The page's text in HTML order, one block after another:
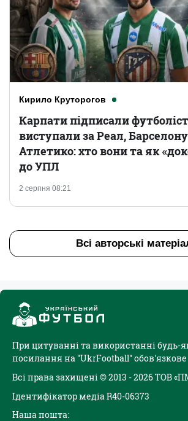
Кирило Круторогов
2 серпня 08:21
Карпати підписали
виступали за Реал,
Атлетико: хто вони та як
до УПЛ
Всі авторські
При цитуванні та використанні будь-
посилання на "UkrFootball" обов'язкове
Всі права захищені © 2013 - 2026 ТОВ
Ідентифікатор медіа R40-06373
Наша пошта: